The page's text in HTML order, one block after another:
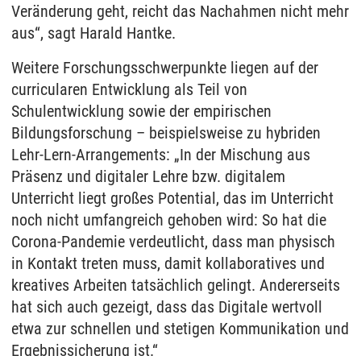
Veränderung geht, reicht das Nachahmen nicht mehr
aus“, sagt Harald Hantke.
Weitere Forschungsschwerpunkte liegen auf der
curricularen Entwicklung als Teil von
Schulentwicklung sowie der empirischen
Bildungsforschung – beispielsweise zu hybriden
Lehr-Lern-Arrangements: „In der Mischung aus
Präsenz und digitaler Lehre bzw. digitalem
Unterricht liegt großes Potential, das im Unterricht
noch nicht umfangreich gehoben wird: So hat die
Corona-Pandemie verdeutlicht, dass man physisch
in Kontakt treten muss, damit kollaboratives und
kreatives Arbeiten tatsächlich gelingt. Andererseits
hat sich auch gezeigt, dass das Digitale wertvoll
etwa zur schnellen und stetigen Kommunikation und
Ergebnissicherung ist.“